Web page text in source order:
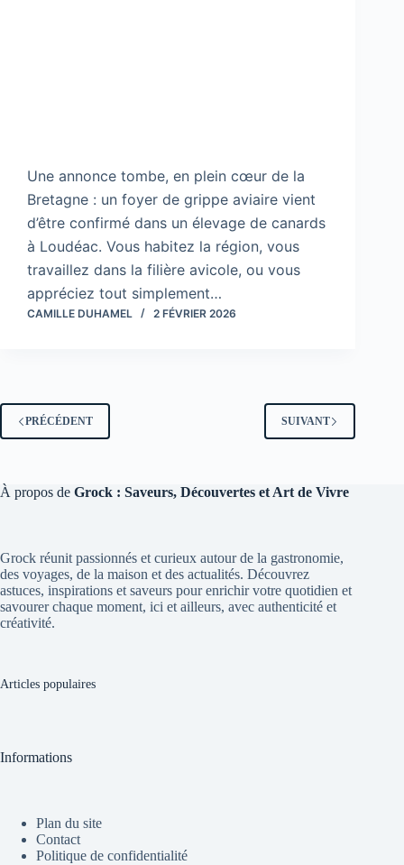
Une annonce tombe, en plein cœur de la
Bretagne : un foyer de grippe aviaire vient
d’être confirmé dans un élevage de canards
à Loudéac. Vous habitez la région, vous
travaillez dans la filière avicole, ou vous
appréciez tout simplement…
CAMILLE DUHAMEL 2 FÉVRIER 2026
PRÉCÉDENT SUIVANT
À propos de Grock : Saveurs, Découvertes et Art de Vivre
Grock réunit passionnés et curieux autour de la gastronomie,
des voyages, de la maison et des actualités. Découvrez
astuces, inspirations et saveurs pour enrichir votre quotidien et
savourer chaque moment, ici et ailleurs, avec authenticité et
créativité.
Articles populaires
Informations
Plan du site
Contact
Politique de confidentialité